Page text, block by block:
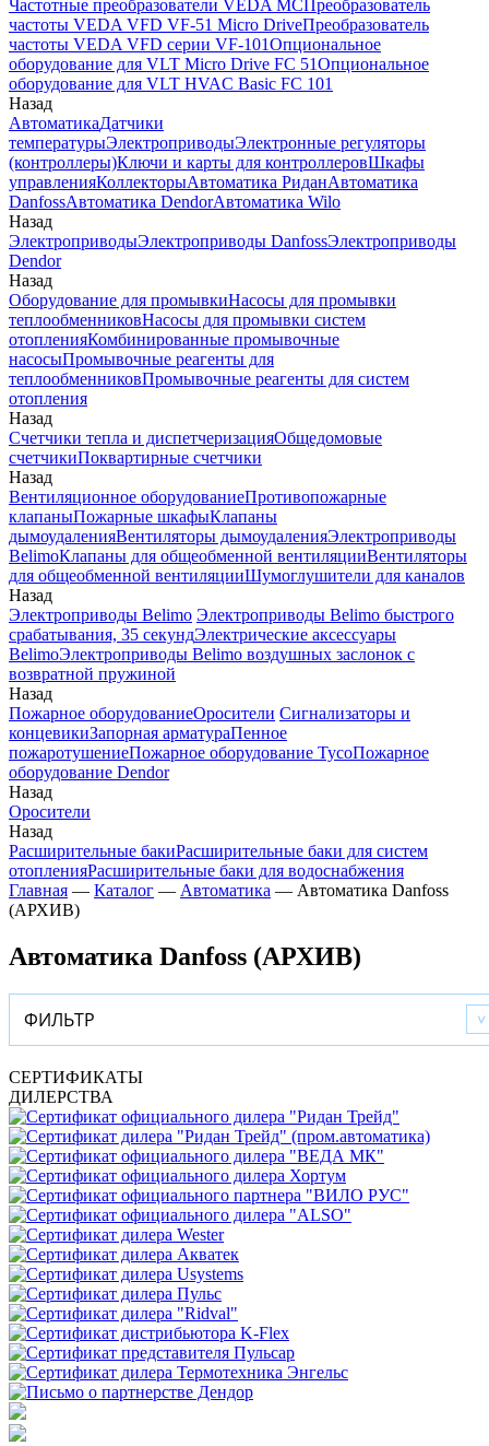
Частотные преобразователи VEDA MC Преобразователь
частоты VEDA VFD VF-51 Micro DriveПреобразователь
частоты VEDA VFD серии VF-101Опциональное
оборудование для VLT Micro Drive FC 51Опциональное
оборудование для VLT HVAC Basic FC 101
Назад
АвтоматикаДатчики
температурыЭлектроприводыЭлектронные регуляторы
(контроллеры)Ключи и карты для контроллеровШкафы
управленияКоллекторыАвтоматика РиданАвтоматика
DanfossАвтоматика DendorАвтоматика Wilo
Назад
ЭлектроприводыЭлектроприводы DanfossЭлектроприводы
Dendor
Назад
Оборудование для промывкиНасосы для промывки
теплообменниковНасосы для промывки систем
отопленияКомбинированные промывочные
насосыПромывочные реагенты для
теплообменниковПромывочные реагенты для систем
отопления
Назад
Счетчики тепла и диспетчеризацияОбщедомовые
счетчикиПоквартирные счетчики
Назад
Вентиляционное оборудованиеПротивопожарные
клапаныПожарные шкафыКлапаны
дымоудаленияВентиляторы дымоудаленияЭлектроприводы
BelimoКлапаны для общеобменной вентиляцииВентиляторы
для общеобменной вентиляцииШумоглушители для каналов
Назад
Электроприводы Belimo Электроприводы Belimo быстрого
срабатывания, 35 секундЭлектрические аксессуары
BelimoЭлектроприводы Belimo воздушных заслонок c
возвратной пружиной
Назад
Пожарное оборудованиеОросители Сигнализаторы и
концевикиЗапорная арматураПенное
пожаротушениеПожарное оборудование TycoПожарное
оборудование Dendor
Назад
Оросители
Назад
Расширительные бакиРасширительные баки для систем
отопленияРасширительные баки для водоснабжения
Главная — Каталог — Автоматика — Автоматика Danfoss
(АРХИВ)
Автоматика Danfoss (АРХИВ)
ФИЛЬТР
СЕРТИФИКАТЫ
ДИЛЕРСТВА